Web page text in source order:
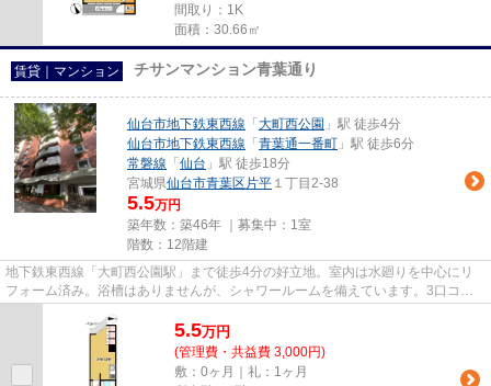
間取り：1K
面積：30.66㎡
賃貸｜マンション チサンマンション青葉通り
仙台市地下鉄東西線 「 大町西公園 」駅 徒歩4分
仙台市地下鉄東西線 「 青葉通一番町 」駅 徒歩6分
常磐線 「 仙台 」駅 徒歩18分
宮城県仙台市青葉区 片平 １丁目2-38
5.5万円
築年数：築46年 ｜募集中： 1室
階数：12階建
地下鉄東西線「大町西公園駅」まで徒歩4分の好立地。室内は水廻りを中心にリ
フォーム済み。浴槽はありませんが、シャワールームを備えています。3口コン
5.5万円
(管理費・共益費 3,000円)
敷：0ヶ月｜礼：1ヶ月